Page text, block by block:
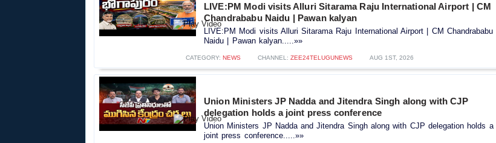
LIVE:PM Modi visits Alluri Sitarama Raju International Airport | CM
Chandrababu Naidu | Pawan kalyan
LIVE:PM Modi visits Alluri Sitarama Raju International Airport | CM Chandrababu
Naidu | Pawan kalyan.....»»
CATEGORY: NEWS CHANNEL: ZEE24TELUGUNEWS AUG 1ST, 2026
Union Ministers JP Nadda and Jitendra Singh along with CJP
delegation holds a joint press conference
Union Ministers JP Nadda and Jitendra Singh along with CJP delegation holds a
joint press conference.....»»